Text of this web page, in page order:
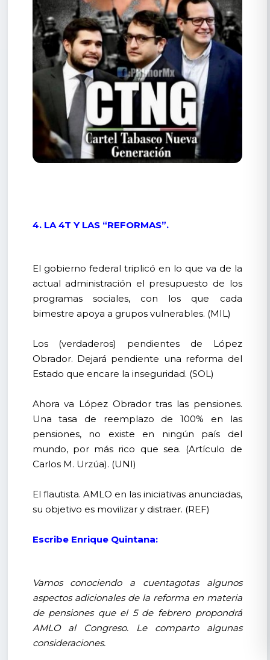
4. LA 4T Y LAS “REFORMAS”.
El gobierno federal triplicó en lo que va de la
actual administración el presupuesto de los
programas sociales, con los que cada
bimestre apoya a grupos vulnerables. (MIL)
Los (verdaderos) pendientes de López
Obrador. Dejará pendiente una reforma del
Estado que encare la inseguridad. (SOL)
Ahora va López Obrador tras las pensiones.
Una tasa de reemplazo de 100% en las
pensiones, no existe en ningún país del
mundo, por más rico que sea. (Artículo de
Carlos M. Urzúa). (UNI)
El flautista. AMLO en las iniciativas anunciadas,
su objetivo es movilizar y distraer. (REF)
Escribe Enrique Quintana:
Vamos conociendo a cuentagotas algunos
aspectos adicionales de la reforma en materia
de pensiones que el 5 de febrero propondrá
AMLO al Congreso. Le comparto algunas
consideraciones.